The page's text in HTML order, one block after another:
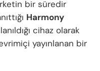
bir süredir
Harmony
cihaz olarak
yayınlanan bir